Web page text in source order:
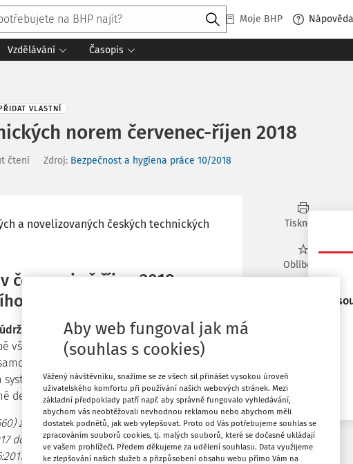
Moje BHP Nápověda
Vzdělávání Časopis
Co
VLASTNÍ
norem červenec-říjen 2018
čtení Zdroj: Bezpečnost a hygiena práce 10/2018
a novelizovaných českých technických
červenci až říjnu 2018
znaku)
Účelem této evropské normy je
všeho druhu a při managementu údržby
softwaru není touto normou
obsahujících software. Termíny,
definovány.
z května 2018. Proti předchozí normě
do soustavy norem ČSN. Zatímco ČSN EN
schválením k přímému používání jako
Tisknout
Oblíbené
Poznámka
Aby web fungoval jak má
(souhlas s cookies)
Vážený návštěvníku, snažíme se ze všech sil přinášet vysokou úroveň
uživatelského komfortu při používání našich webových stránek. Mezi
základní předpoklady patří např. aby správně fungovalo vyhledávání,
abychom vás neobtěžovali nevhodnou reklamou nebo abychom měli
dostatek podnětů, jak web vylepšovat. Proto od Vás potřebujeme souhlas se
zpracováním souborů cookies, tj. malých souborů, které se dočasně ukládají
ve vašem prohlížeči. Předem děkujeme za udělení souhlasu. Data využijeme
ke zlepšování našich služeb a přizpůsobení obsahu webu přímo Vám na